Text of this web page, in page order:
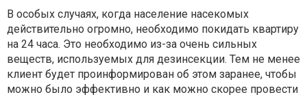
В особых случаях, когда население насекомых
действительно огромно, необходимо покидать квартиру
на 24 часа. Это необходимо из-за очень сильных
веществ, используемых для дезинсекции. Тем не менее
клиент будет проинформирован об этом заранее, чтобы
можно было эффективно и как можно скорее провести